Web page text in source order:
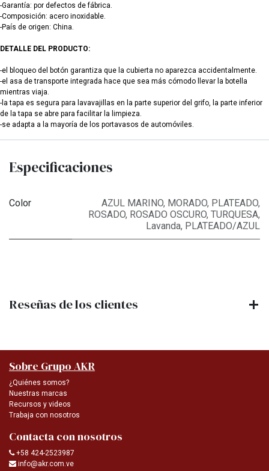
-Garantía: por defectos de fábrica.
-Composición: acero inoxidable.
-País de origen: China.
DETALLE DEL PRODUCTO:
-el bloqueo del botón garantiza que la cubierta no aparezca accidentalmente.
-el asa de transporte integrada hace que sea más cómodo llevar la botella
mientras viaja.
-la tapa es segura para lavavajillas en la parte superior del grifo, la parte inferior
de la tapa se abre para facilitar la limpieza.
-se adapta a la mayoría de los portavasos de automóviles.
Especificaciones
Color AZUL MARINO, MORADO, PLATEADO,
ROSADO, ROSADO OSCURO, TURQUESA,
Lavanda, PLATEADO/AZUL
Reseñas de los clientes
Sobre Grupo AKR
¿Quiénes somos?
Nuestras marcas
Recursos y videos
Trabaja con nosotros
Contacta con nosotros
+58 424-2523987
info@akr.com.ve